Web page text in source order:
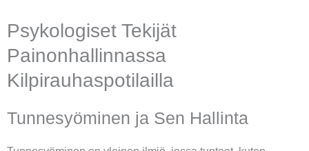
Psykologiset Tekijät
Painonhallinnassa
Kilpirauhaspotilailla
Tunnesyöminen ja Sen Hallinta